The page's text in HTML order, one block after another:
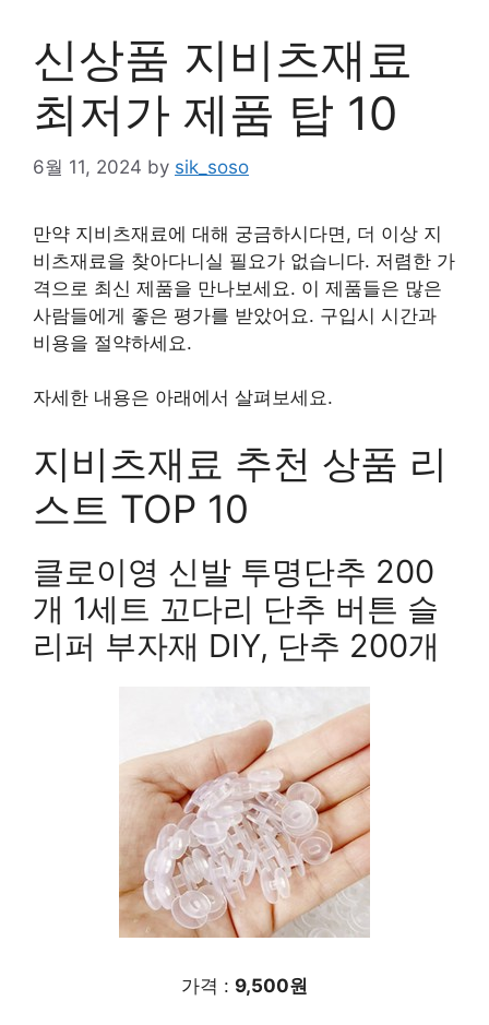
신상품 지비츠재료
최저가 제품 탑 10
6월 11, 2024 by sik_soso
만약 지비츠재료에 대해 궁금하시다면, 더 이상 지
비츠재료을 찾아다니실 필요가 없습니다. 저렴한 가
격으로 최신 제품을 만나보세요. 이 제품들은 많은
사람들에게 좋은 평가를 받았어요. 구입시 시간과
비용을 절약하세요.
자세한 내용은 아래에서 살펴보세요.
지비츠재료 추천 상품 리
스트 TOP 10
클로이영 신발 투명단추 200
개 1세트 꼬다리 단추 버튼 슬
리퍼 부자재 DIY, 단추 200개
가격 : 9,500원